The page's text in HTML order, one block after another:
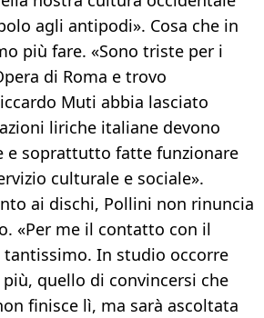
agli antipodi». Cosa che in
più fare. «Sono triste per i
di Roma e trovo
Muti abbia lasciato
liriche italiane devono
e soprattutto fatte funzionare
culturale e sociale».
ai dischi, Pollini non rinuncia
«Per me il contatto con il
In studio occorre
quello di convincersi che
finisce lì, ma sarà ascoltata